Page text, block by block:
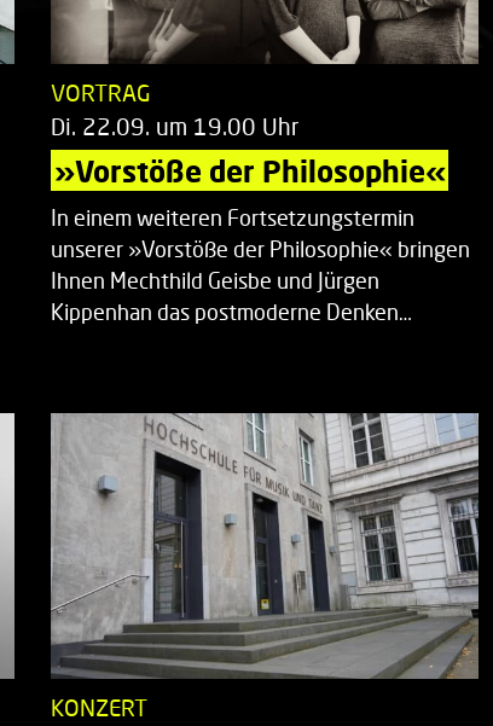
VORTRAG
Di. 22.09. um 19.00 Uhr
»Vorstöße der Philosophie«
In einem weiteren Fortsetzungstermin
unserer »Vorstöße der Philosophie« bringen
Ihnen Mechthild Geisbe und Jürgen
Kippenhan das postmoderne Denken…
KONZERT